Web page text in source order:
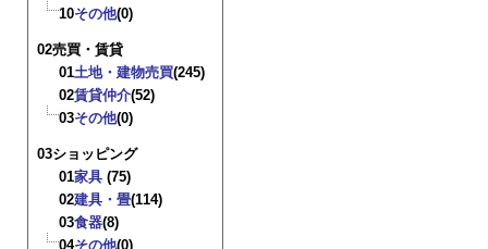
10その他(0)
02売買・賃貸
01土地・建物売買(245)
02賃貸仲介(52)
03その他(0)
03ショッピング
01家具 (75)
02建具・畳(114)
03食器(8)
04その他(0)